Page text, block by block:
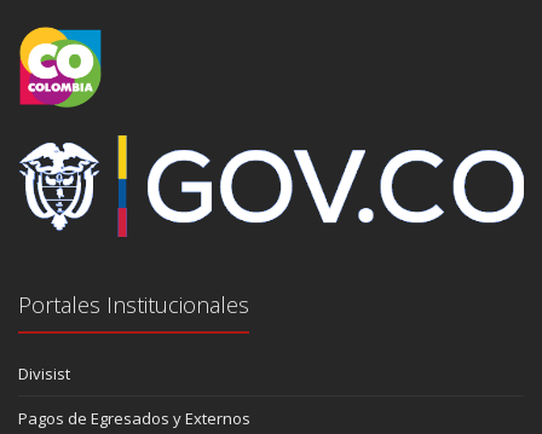
Portales Institucionales
Divisist
Pagos de Egresados y Externos